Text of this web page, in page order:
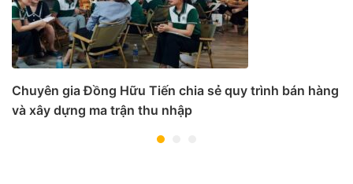
Chuyên gia Đồng Hữu Tiến chia sẻ quy trình bán hàng
và xây dựng ma trận thu nhập